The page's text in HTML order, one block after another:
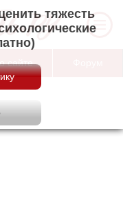
тяжесть
сайте